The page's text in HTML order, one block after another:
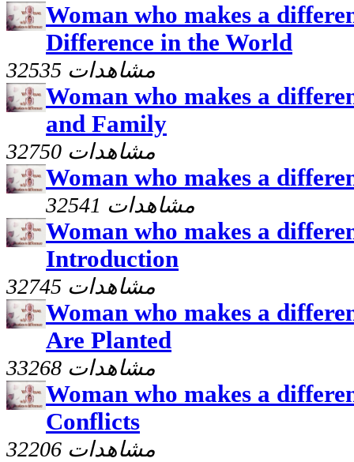
Woman who makes a
Difference in the World
32535 مشاهدات
Woman who makes a
and Family
32750 مشاهدات
Woman who makes a
32541 مشاهدات
Woman who makes a
Introduction
32745 مشاهدات
Woman who makes a
Are Planted
33268 مشاهدات
Woman who makes a
Conflicts
32206 مشاهدات